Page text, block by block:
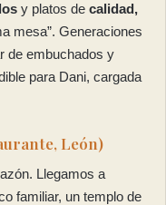
y platos de calidad,
mesa”. Generaciones
de embuchados y
para Dani, cargada
León)
Llegamos a
familiar, un templo de